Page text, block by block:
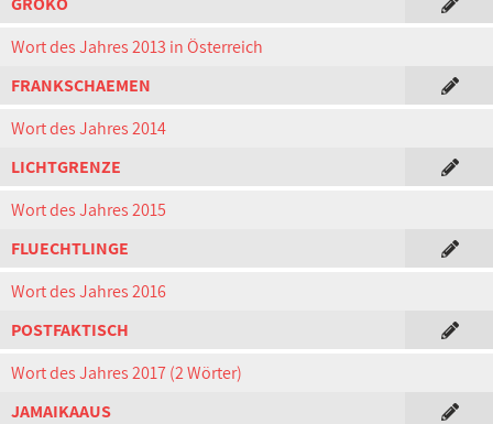
Wort des Jahres 2013 in Österreich
FRANKSCHAEMEN
Wort des Jahres 2014
LICHTGRENZE
Wort des Jahres 2015
FLUECHTLINGE
Wort des Jahres 2016
POSTFAKTISCH
Wort des Jahres 2017 (2 Wörter)
JAMAIKAAUS